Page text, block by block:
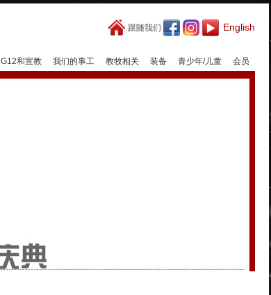
跟随我们 English
G12和宣教 我们的事工 教牧相关 装备 青少年/儿童 会员